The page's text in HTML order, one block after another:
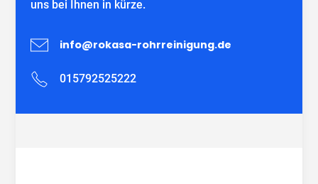
uns bei Ihnen in kürze.
info@rokasa-rohrreinigung.de
015792525222